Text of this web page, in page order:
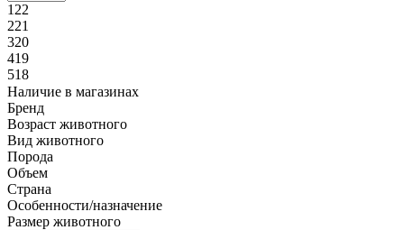
122
221
320
419
518
Наличие в магазинах
Бренд
Возраст животного
Вид животного
Порода
Объем
Страна
Особенности/назначение
Размер животного